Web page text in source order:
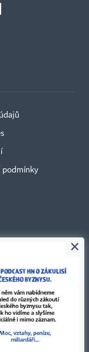
podmínky
vydavatele je
rozmnožování a šíření
v českém nebo
×